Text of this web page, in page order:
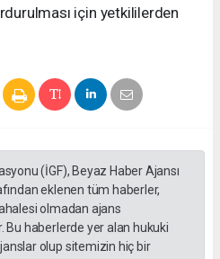
için yetkililerden
(İGF), Beyaz Haber Ajansı
eklenen tüm haberler,
olmadan ajans
Bu haberlerde yer alan hukuki
olup sitemizin hiç bir